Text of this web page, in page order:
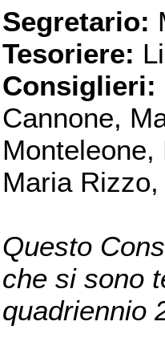
Segretario:
Tesoriere:
Consiglieri:
Cannone,
Maria
Questo
che si sono
quadriennio